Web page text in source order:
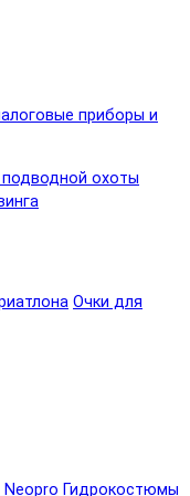
приборы и
охоты
Очки для
Neopro Гидрокостюмы